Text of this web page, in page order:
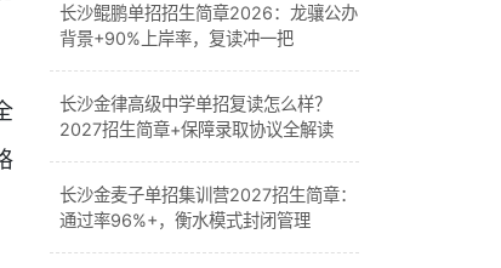
长沙鲲鹏单招招生简章2026：龙骧公办
背景+90%上岸率，复读冲一把
长沙金律高级中学单招复读怎么样？
2027招生简章+保障录取协议全解读
长沙金麦子单招集训营2027招生简章：
通过率96%+，衡水模式封闭管理